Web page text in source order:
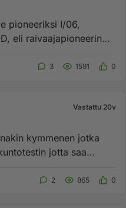
eli raivaajapioneerin
3 1591 0
Vastattu 20v
kymmenen jotka
jotta saa
2 865 0